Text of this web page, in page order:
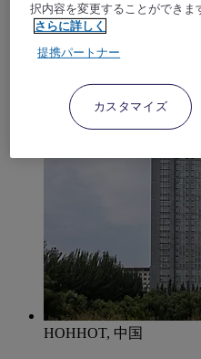
The hotel is located in the
hotel has a complete set
restaurant, leisure area,
gym and laundromat, to
warmly welcome yo ur
you with the service of
HOHHOT, 中国
択内容を変更することができま
さらに詳しく
提携パートナー
カスタマイズ